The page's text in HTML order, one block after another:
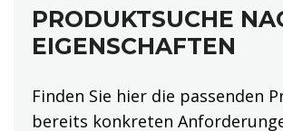
PRODUKTSUCHE
EIGENSCHAFTEN
Finden Sie hier die passenden
bereits konkreten